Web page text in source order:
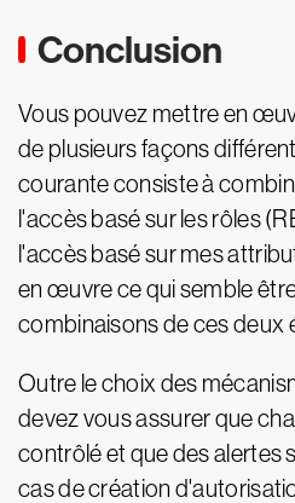
Conclusion
Vous pouvez mettre en
de plusieurs façons
courante consiste à
l'accès basé sur les rôles
l'accès basé sur mes
en œuvre ce qui semble
combinaisons de ces deux
Outre le choix des
devez vous assurer que
contrôlé et que des alertes
cas de création